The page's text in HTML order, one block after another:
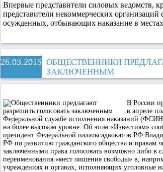
Впервые представители силовых ведомств,
представители некоммерческих
осужденных, отбывающих наказание в
26.03.2015 ОБЩЕСТВЕННИКИ
ЗАКЛЮЧЕННЫМ
В России
в апреле
Федеральной службе исполнения наказаний
на более высоком уровне. Об этом «Известиям»
президент Федеральной палаты адвокатов РФ
РФ по развитию гражданского общества и правам
заключенными права голосовать возможно либо в
переименования «мест лишения свободы» в,
учреждениях и органах, исполняющих уголовные